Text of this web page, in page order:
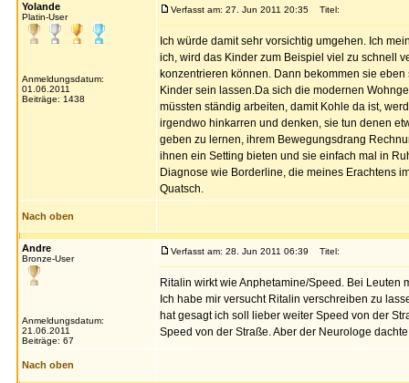
Yolande
Platin-User
Anmeldungsdatum:
01.06.2011
Beiträge: 1438
Verfasst am: 27. Jun 2011 20:35 Titel:
Ich würde damit sehr vorsichtig umgehen. Ich
ich, wird das Kinder zum Beispiel viel zu schnell
konzentrieren können. Dann bekommen sie
Kinder sein lassen.Da sich die modernen
müssten ständig arbeiten, damit Kohle da ist,
irgendwo hinkarren und denken, sie tun denen
geben zu lernen, ihrem Bewegungsdrang
ihnen ein Setting bieten und sie einfach mal in
Diagnose wie Borderline, die meines Erachtens
Quatsch.
Nach oben
Andre
Bronze-User
Anmeldungsdatum:
21.06.2011
Beiträge: 67
Verfasst am: 28. Jun 2011 06:39 Titel:
Ritalin wirkt wie Anphetamine/Speed. Bei Leuten
Ich habe mir versucht Ritalin verschreiben zu
hat gesagt ich soll lieber weiter Speed von der
Speed von der Straße. Aber der Neurologe
Nach oben